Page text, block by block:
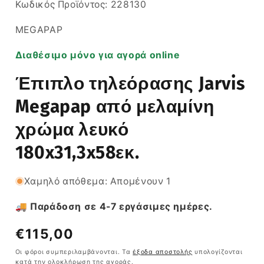
Κωδικός Προϊόντος: SKU:
228130
MEGAPAP
Διαθέσιμο μόνο για αγορά online
Έπιπλο τηλεόρασης Jarvis
Megapap από μελαμίνη
χρώμα λευκό
180x31,3x58εκ.
Χαμηλό απόθεμα: Απομένουν 1
🚚 Παράδοση σε 4-7 εργάσιμες ημέρες.
Κανονική
τιμή
€115,00
Οι φόροι συμπεριλαμβάνονται. Ταέξοδα αποστολής υπολογίζονται
κατά την ολοκλήρωση της αγοράς.